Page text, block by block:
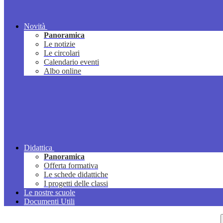
Novità
Panoramica
Le notizie
Le circolari
Calendario eventi
Albo online
Didattica
Panoramica
Offerta formativa
Le schede didattiche
I progetti delle classi
Le nostre scuole
Documenti Utili